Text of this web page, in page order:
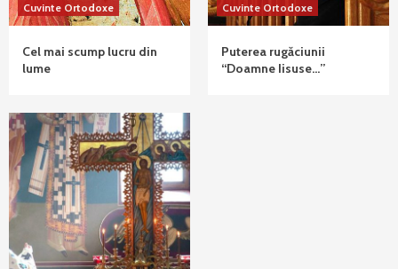
Cuvinte Ortodoxe
Cel mai scump lucru din
lume
Cuvinte Ortodoxe
Puterea rugăciunii
“Doamne Iisuse…”